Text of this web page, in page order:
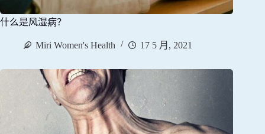
什么是风湿病？
Miri Women's Health 17 5 月, 2021